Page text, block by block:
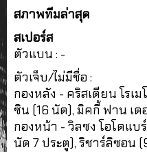
สภาพทีมล่าสุด
สเปอร์ส
ตัวแบน : -
ตัวเจ็บ/ไม่มีชื่อ :
กองหลัง - คริสเตียน โรเม
ซิน (16 นัด), มิคกี้ ฟาน เด
กองหน้า - วิลซง โอโดแบ
นัด 7 ประตู), ริชาร์ลิซอน